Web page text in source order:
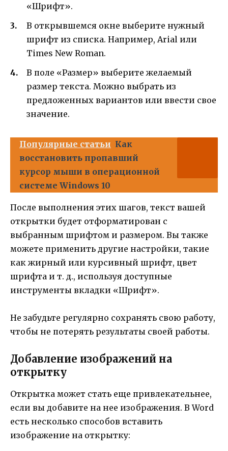
«Шрифт».
В открывшемся окне выберите нужный
шрифт из списка. Например, Arial или
Times New Roman.
В поле «Размер» выберите желаемый
размер текста. Можно выбрать из
предложенных вариантов или ввести свое
значение.
Популярные статьи Как
восстановить пропавший
курсор мыши в операционной
системе Windows 10
После выполнения этих шагов, текст вашей
открытки будет отформатирован с
выбранным шрифтом и размером. Вы также
можете применить другие настройки, такие
как жирный или курсивный шрифт, цвет
шрифта и т. д., используя доступные
инструменты вкладки «Шрифт».
Не забудьте регулярно сохранять свою работу,
чтобы не потерять результаты своей работы.
Добавление изображений на
открытку
Открытка может стать еще привлекательнее,
если вы добавите на нее изображения. В Word
есть несколько способов вставить
изображение на открытку: